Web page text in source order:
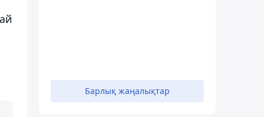
Барлық жаңалықтар